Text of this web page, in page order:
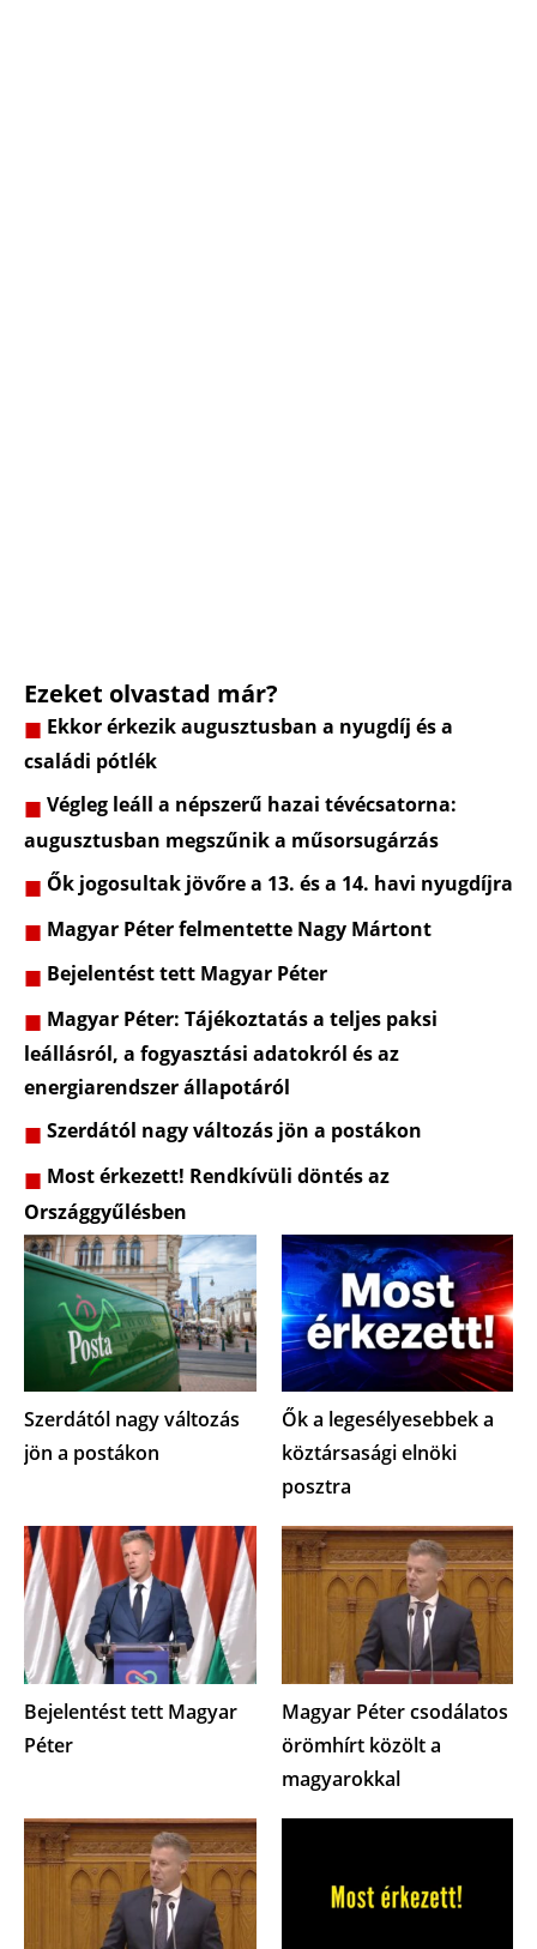
Ezeket olvastad már?
Ekkor érkezik augusztusban a nyugdíj és a
családi pótlék
Végleg leáll a népszerű hazai tévécsatorna:
augusztusban megszűnik a műsorsugárzás
Ők jogosultak jövőre a 13. és a 14. havi nyugdíjra
Magyar Péter felmentette Nagy Mártont
Bejelentést tett Magyar Péter
Magyar Péter: Tájékoztatás a teljes paksi
leállásról, a fogyasztási adatokról és az
energiarendszer állapotáról
Szerdától nagy változás jön a postákon
Most érkezett! Rendkívüli döntés az
Országgyűlésben
Szerdától nagy változás
jön a postákon
Ők a legesélyesebbek a
köztársasági elnöki
posztra
Bejelentést tett Magyar
Péter
Magyar Péter csodálatos
örömhírt közölt a
magyarokkal